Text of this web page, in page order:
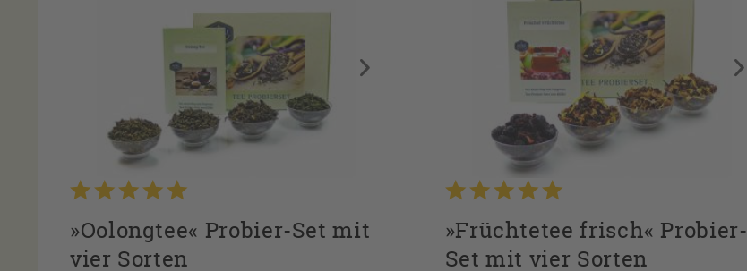
»Oolongtee« Probier-Set mit
vier Sorten
»Früchtetee frisch« Probier-
Set mit vier Sorten